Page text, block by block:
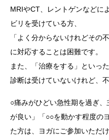
MRIやCT、レントゲンなどに
ビリを受けている方、
「よく分からないけれどその
に対応することは困難です。
また、「治療をする」といっ
診断は受けていないけれど、
○痛みがひどい急性期を過ぎ
が良い」「○○を動かす程度の
た方は、ヨガにご参加いただけ